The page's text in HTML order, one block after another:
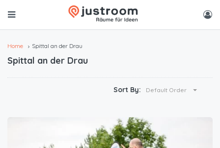
Home Spittal an der Drau
Spittal an der Drau
Sort By: Default Order